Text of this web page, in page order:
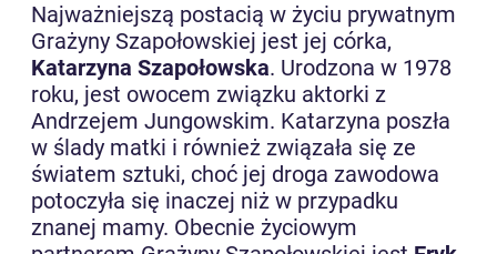
Najważniejszą postacią w życiu prywatnym
Grażyny Szapołowskiej jest jej córka,
Katarzyna Szapołowska. Urodzona w 1978
roku, jest owocem związku aktorki z
Andrzejem Jungowskim. Katarzyna poszła
w ślady matki i również związała się ze
światem sztuki, choć jej droga zawodowa
potoczyła się inaczej niż w przypadku
znanej mamy. Obecnie życiowym